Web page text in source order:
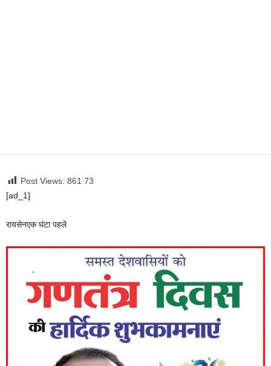
Post Views: 861 73
[ad_1]
रायसेनएक घंटा पहले